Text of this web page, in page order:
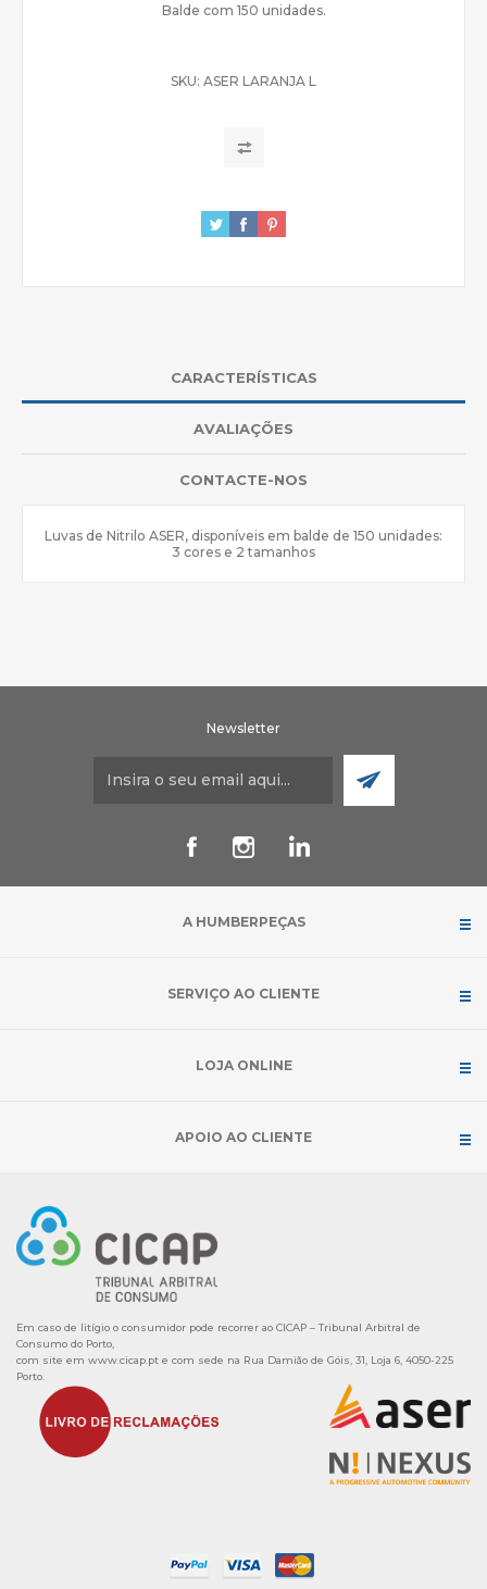
Balde com 150 unidades.
SKU: ASER LARANJA L
CARACTERÍSTICAS
AVALIAÇÕES
CONTACTE-NOS
Luvas de Nitrilo ASER, disponíveis em balde de 150 unidades:
3 cores e 2 tamanhos
Newsletter
A HUMBERPEÇAS
SERVIÇO AO CLIENTE
LOJA ONLINE
APOIO AO CLIENTE
Em caso de litígio o consumidor pode recorrer ao CICAP – Tribunal Arbitral de
Consumo do Porto,
com site em www.cicap.pt e com sede na Rua Damião de Góis, 31, Loja 6, 4050-225
Porto.